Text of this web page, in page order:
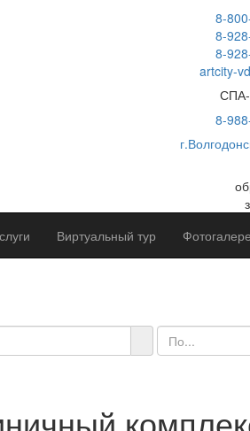
8-
8-
8-
artcity-
СПА-
8-
Виртуальный тур